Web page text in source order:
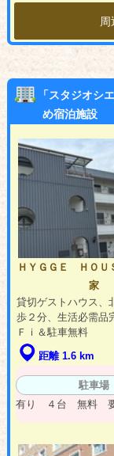
「スタジオシ
め宿泊施設
ＨＹＧＧＥ ＨＯ
家
貸切ゲストハウス、
歩２分、生活必需品
Ｆｉ＆駐車無料
距離 1.6 km
駐車場
有り ４台 無料